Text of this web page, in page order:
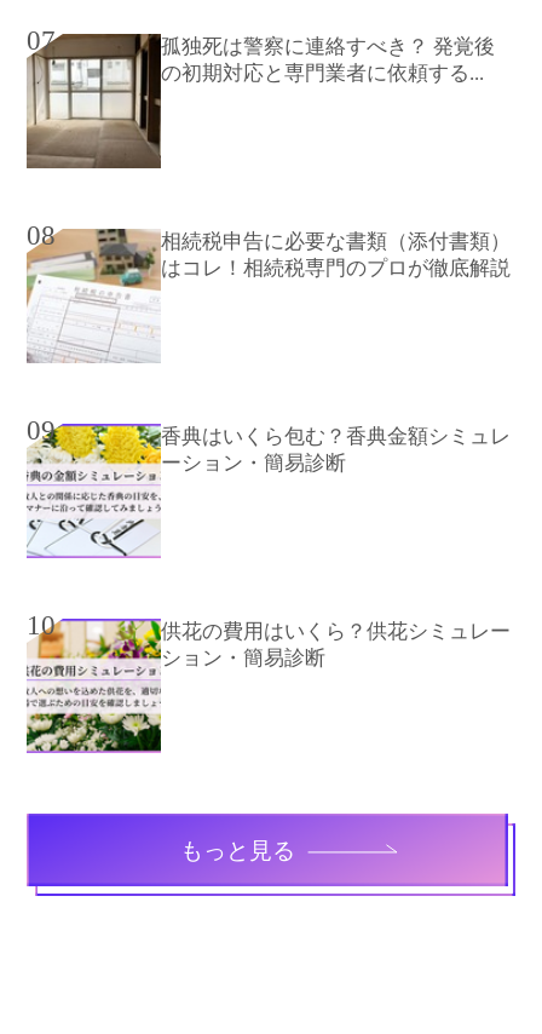
07
孤独死は警察に連絡すべき？ 発覚後
の初期対応と専門業者に依頼する...
08
相続税申告に必要な書類（添付書類）
はコレ！相続税専門のプロが徹底解説
09
香典はいくら包む？香典金額シミュレ
ーション・簡易診断
10
供花の費用はいくら？供花シミュレー
ション・簡易診断
もっと見る